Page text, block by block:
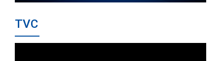
TVC